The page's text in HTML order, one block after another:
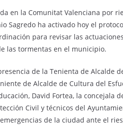
en la Comunitat Valenciana por
Sagredo ha activado hoy el
para revisar las
las tormentas en el municipio.
de la Tenienta de Alcalde
de Alcalde de Cultura del
David Fortea, la concejala
Civil y técnicos del
de la ciudad ante el